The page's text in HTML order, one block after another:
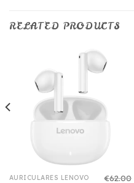
RELATED PRODUCTS
AURICULARES LENOVO €62.00